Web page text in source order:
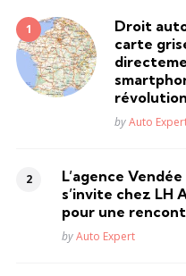
Droit
carte
Posted
byAuto
L’agence
s’invite chez LH
pour une
Posted
byAuto Expert